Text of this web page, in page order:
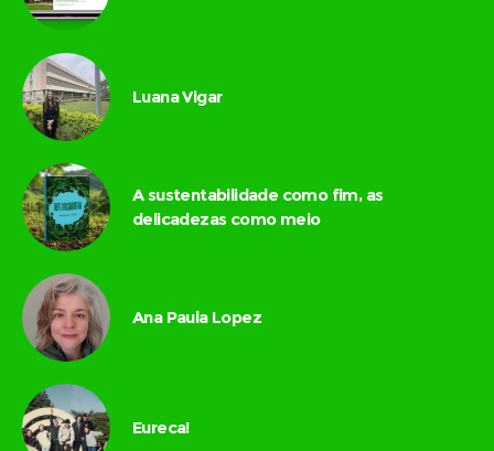
Luana Vigar
A sustentabilidade como fim, as
delicadezas como meio
Ana Paula Lopez
Eureca!